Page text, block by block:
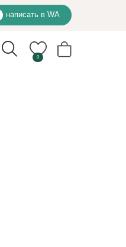
написать в WA
0